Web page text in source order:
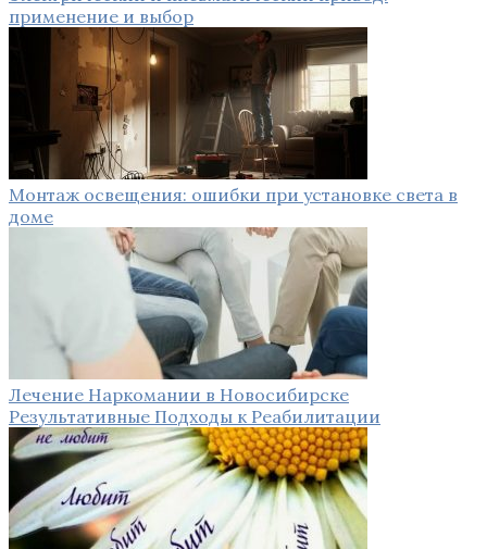
применение и выбор
Монтаж освещения: ошибки при установке света в
доме
Лечение Наркомании в Новосибирске
Результативные Подходы к Реабилитации